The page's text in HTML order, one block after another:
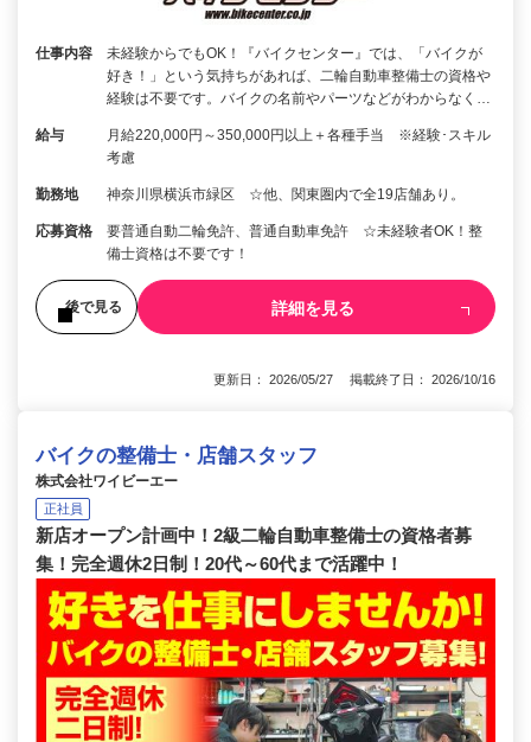
仕事内容
未経験からでもOK！『バイクセンター』では、「バイクが
好き！」という気持ちがあれば、二輪自動車整備士の資格や
経験は不要です。バイクの名前やパーツなどがわからなく…
給与
月給220,000円～350,000円以上＋各種手当 ※経験･スキル
考慮
勤務地 神奈川県横浜市緑区 ☆他、関東圏内で全19店舗あり。
応募資格
要普通自動二輪免許、普通自動車免許 ☆未経験者OK！整
備士資格は不要です！
後で見る 詳細を見る
更新日： 2026/05/27 掲載終了日： 2026/10/16
バイクの整備士・店舗スタッフ
株式会社ワイビーエー
正社員
新店オープン計画中！2級二輪自動車整備士の資格者募
集！完全週休2日制！20代～60代まで活躍中！